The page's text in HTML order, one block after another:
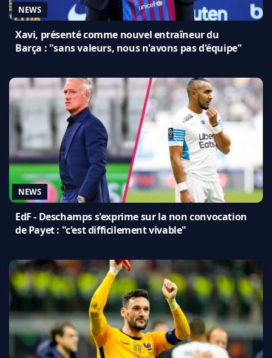
NEWS
Xavi, présenté comme nouvel entraîneur du
Barça : "sans valeurs, nous n'avons pas d'équipe"
NEWS
EdF - Deschamps s'exprime sur la non convocation
de Payet : "c'est difficilement vivable"